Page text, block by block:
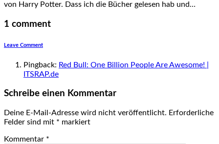
von Harry Potter. Dass ich die Bücher gelesen hab und…
1 comment
Leave Comment
Pingback: Red Bull: One Billion People Are Awesome! |
ITSRAP.de
Schreibe einen Kommentar
Deine E-Mail-Adresse wird nicht veröffentlicht. Erforderliche
Felder sind mit * markiert
Kommentar *